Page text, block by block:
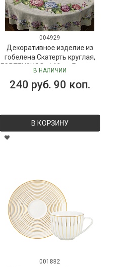
004929
Декоративное изделие из
гобелена Скатерть круглая,
ГОРТЕНЗИЯ D=160 см Бельгия
В НАЛИЧИИ
240 руб. 90 коп.
В КОРЗИНУ
001882